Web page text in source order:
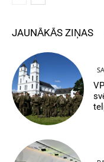
JAUNĀKĀS ZIŅAS